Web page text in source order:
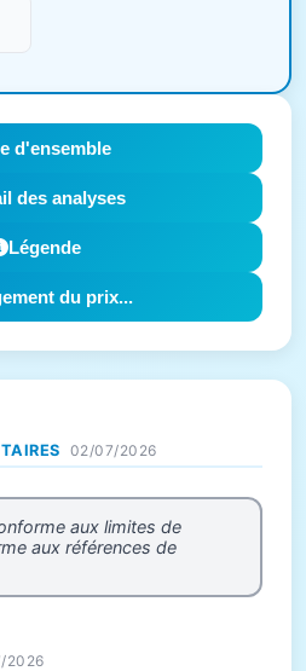
d'ensemble
des analyses
Légende
du prix...
02/07/2026
aux limites de
aux références de
2026